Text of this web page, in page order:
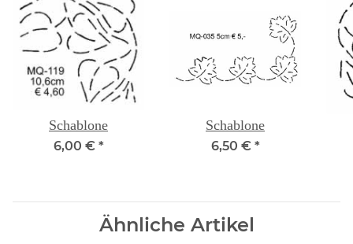
Schablone
6,00 € *
Schablone
6,50 € *
Ähnliche Artikel